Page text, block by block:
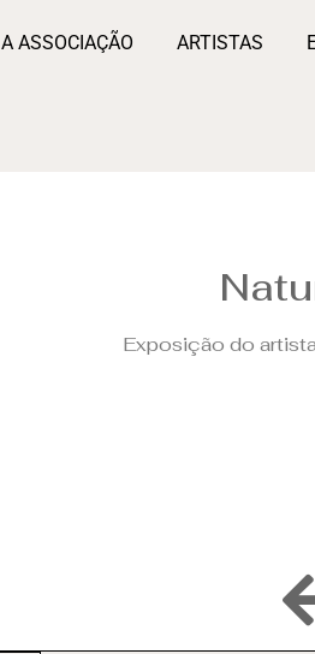
A ASSOCIAÇÃO ARTISTAS
Exposição do